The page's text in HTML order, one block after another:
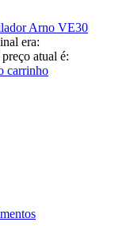
Arno VE30
era:
atual é:
carrinho